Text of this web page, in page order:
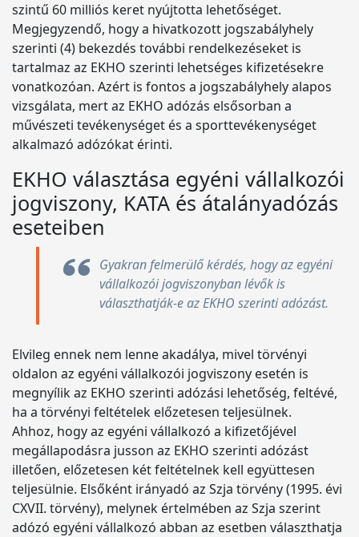
szintű 60 milliós keret nyújtotta lehetőséget.
Megjegyzendő, hogy a hivatkozott jogszabályhely
szerinti (4) bekezdés további rendelkezéseket is
tartalmaz az EKHO szerinti lehetséges kifizetésekre
vonatkozóan. Azért is fontos a jogszabályhely alapos
vizsgálata, mert az EKHO adózás elsősorban a
művészeti tevékenységet és a sporttevékenységet
alkalmazó adózókat érinti.
EKHO választása egyéni vállalkozói
jogviszony, KATA és átalányadózás
eseteiben
Gyakran felmerülő kérdés, hogy az egyéni
vállalkozói jogviszonyban lévők is
választhatják-e az EKHO szerinti adózást.
Elvileg ennek nem lenne akadálya, mivel törvényi
oldalon az egyéni vállalkozói jogviszony esetén is
megnyílik az EKHO szerinti adózási lehetőség, feltévé,
ha a törvényi feltételek előzetesen teljesülnek.
Ahhoz, hogy az egyéni vállalkozó a kifizetőjével
megállapodásra jusson az EKHO szerinti adózást
illetően, előzetesen két feltételnek kell együttesen
teljesülnie. Elsőként irányadó az Szja törvény (1995. évi
CXVII. törvény), melynek értelmében az Szja szerint
adózó egyéni vállalkozó abban az esetben választhatja